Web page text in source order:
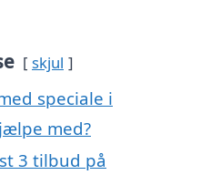
skjul
speciale i
med?
3 tilbud på